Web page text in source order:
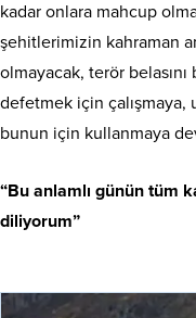
kadar onlara mahcup
şehitlerimizin kahraman
olmayacak, terör
defetmek için çalışmaya,
bunun için kullanmaya
“Bu anlamlı günün tüm
diliyorum”